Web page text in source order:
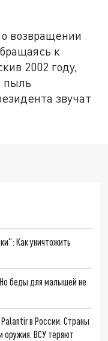
возвращении
к
2002 году,
пыль
звучат
Как уничтожить
беды для малышей не
в России. Страны
оружия. ВСУ теряют